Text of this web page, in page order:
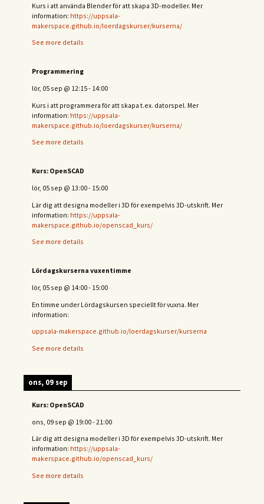
Kurs i att använda Blender för att skapa 3D-modeller. Mer
information: https://uppsala-
makerspace.github.io/loerdagskurser/kurserna/
See more details
Programmering
lör, 05 sep @ 12:15- 14:00
Kurs i att programmera för att skapa t.ex. datorspel. Mer
information: https://uppsala-
makerspace.github.io/loerdagskurser/kurserna/
See more details
Kurs: OpenSCAD
lör, 05 sep @ 13:00- 15:00
Lär dig att designa modeller i 3D för exempelvis 3D-utskrift. Mer
information: https://uppsala-
makerspace.github.io/openscad_kurs/
See more details
Lördagskurserna vuxentimme
lör, 05 sep @ 14:00- 15:00
En timme under Lördagskursen speciellt för vuxna. Mer
information:
uppsala-makerspace.github.io/loerdagskurser/kurserna
See more details
ons, 09 sep
Kurs: OpenSCAD
ons, 09 sep @ 19:00-21:00
Lär dig att designa modeller i 3D för exempelvis 3D-utskrift. Mer
information: https://uppsala-
makerspace.github.io/openscad_kurs/
See more details